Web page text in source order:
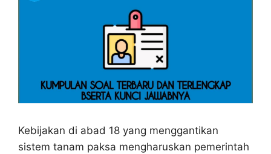
Kebijakan di abad 18 yang menggantikan
sistem tanam paksa mengharuskan pemerintah